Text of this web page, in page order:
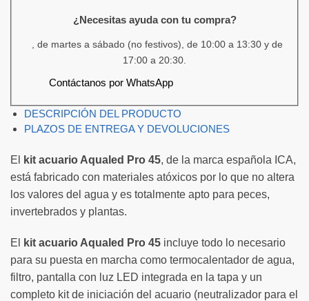
¿Necesitas ayuda con tu compra?
, de martes a sábado (no festivos), de 10:00 a 13:30 y de
17:00 a 20:30.
Contáctanos por WhatsApp
DESCRIPCIÓN DEL PRODUCTO
PLAZOS DE ENTREGA Y DEVOLUCIONES
El kit acuario Aqualed Pro 45, de la marca española ICA,
está fabricado con materiales atóxicos por lo que no altera
los valores del agua y es totalmente apto para peces,
invertebrados y plantas.
El kit acuario Aqualed Pro 45 incluye todo lo necesario
para su puesta en marcha como termocalentador de agua,
filtro, pantalla con luz LED integrada en la tapa y un
completo kit de iniciación del acuario (neutralizador para el